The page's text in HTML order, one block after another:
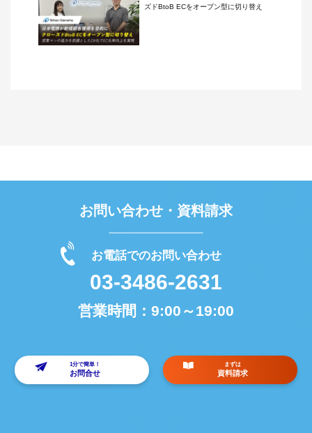
ズドBtoB ECをオープン型に切り替え
お問い合わせ・資料請求
お電話でのお問い合わせ
03-3486-2631
営業時間： 9:00～19:00
1分で簡単！
お問合せ
まずは
資料請求